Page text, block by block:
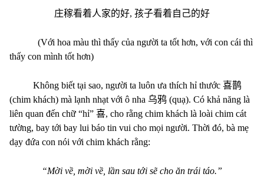
庄稼看着人家的好, 孩子看着自己的好
(Với hoa màu thì thấy của người ta tốt hơn, với con cái thì
thấy con mình tốt hơn)
Không biết tại sao, người ta luôn ưa thích hỉ thước 喜鹊
(chim khách) mà lạnh nhạt với ô nha 乌鸦 (quạ). Có khả năng là
liên quan đến chữ “hỉ” 喜, cho rằng chim khách là loài chim cát
tường, bay tới bay lui báo tin vui cho mọi người. Thời đó, bà mẹ
dạy đứa con nói với chim khách rằng:
“Mời về, mời về, lần sau tới sẽ cho ăn trái táo.”